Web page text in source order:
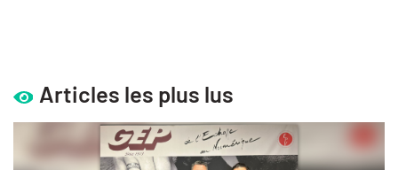
Articles les plus lus